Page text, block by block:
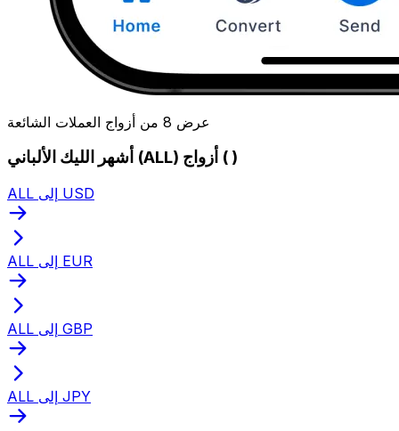
عرض 8 من أزواج العملات الشائعة
أشهر الليك الألباني (ALL) أزواج ( )
ALL إلى USD
ALL إلى EUR
ALL إلى GBP
ALL إلى JPY